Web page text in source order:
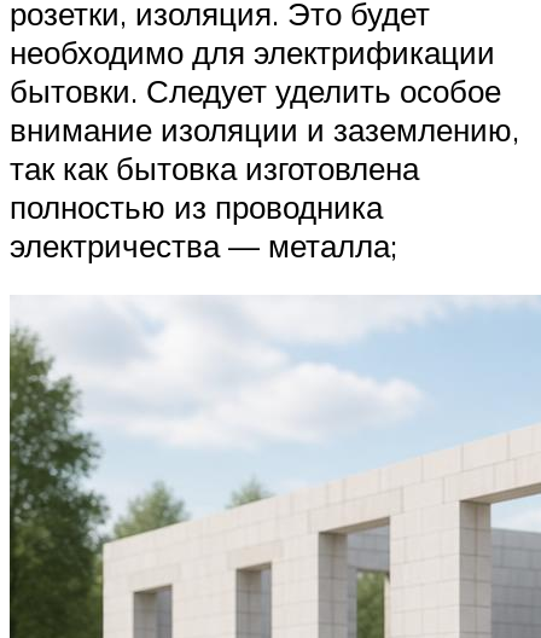
розетки, изоляция. Это будет
необходимо для электрификации
бытовки. Следует уделить особое
внимание изоляции и заземлению,
так как бытовка изготовлена
полностью из проводника
электричества — металла;